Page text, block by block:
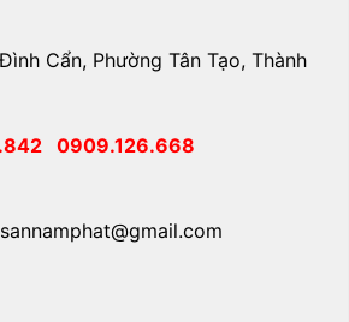
Cẩn, Phường Tân Tạo, Thành
0909.126.668